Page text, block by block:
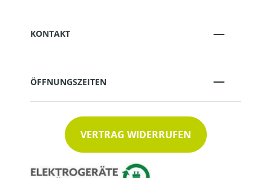
KONTAKT
ÖFFNUNGSZEITEN
VERTRAG WIDERRUFEN